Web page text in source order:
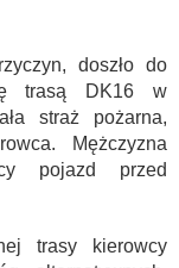
doszło do
trasą DK16 w
straż pożarna,
Mężczyzna
pojazd przed
trasy kierowcy